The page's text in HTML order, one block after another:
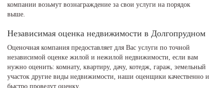
компании возьмут вознаграждение за свои услуги на порядок
выше.
Независимая оценка недвижимости в Долгопрудном
Оценочная компания предоставляет для Вас услуги по точной
независимой оценке жилой и нежилой недвижимости, если вам
нужно оценить: комнату, квартиру, дачу, котедж, гараж, земельный
участок другие виды недвижимости, наши оценщики качественно и
быстро проведут оценку.